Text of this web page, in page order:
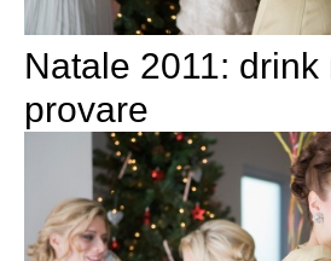
Natale 2011:
provare